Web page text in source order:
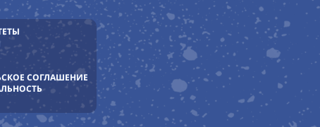
СОГЛАШЕНИЕ